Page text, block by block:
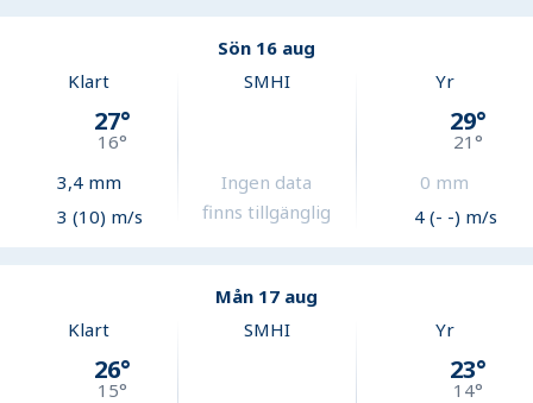
Sön 16 aug
Klart
27°
16°
3,4mm
3 (10) m/s
SMHI
Ingen data
finns tillgänglig
Yr
29°
21°
0 mm
4 (- -) m/s
Mån 17 aug
Klart
26°
15°
SMHI Yr
23°
14°